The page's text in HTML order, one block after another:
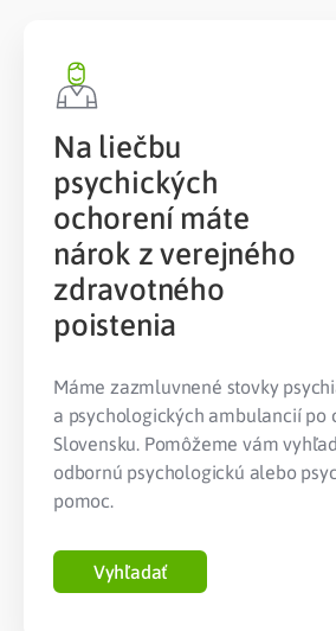
Na liečbu
psychických
ochorení máte
nárok z verejného
zdravotného
poistenia
Máme zazmluvnené stovky
a psychologických ambulancií po
Slovensku. Pomôžeme vám
odbornú psychologickú alebo
pomoc.
Vyhľadať